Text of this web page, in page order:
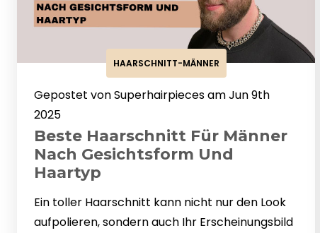
HAARSCHNITT-MÄNNER
Gepostet von Superhairpieces am Jun 9th
2025
Beste Haarschnitt Für Männer
Nach Gesichtsform Und
Haartyp
Ein toller Haarschnitt kann nicht nur den Look
aufpolieren, sondern auch Ihr Erscheinungsbild